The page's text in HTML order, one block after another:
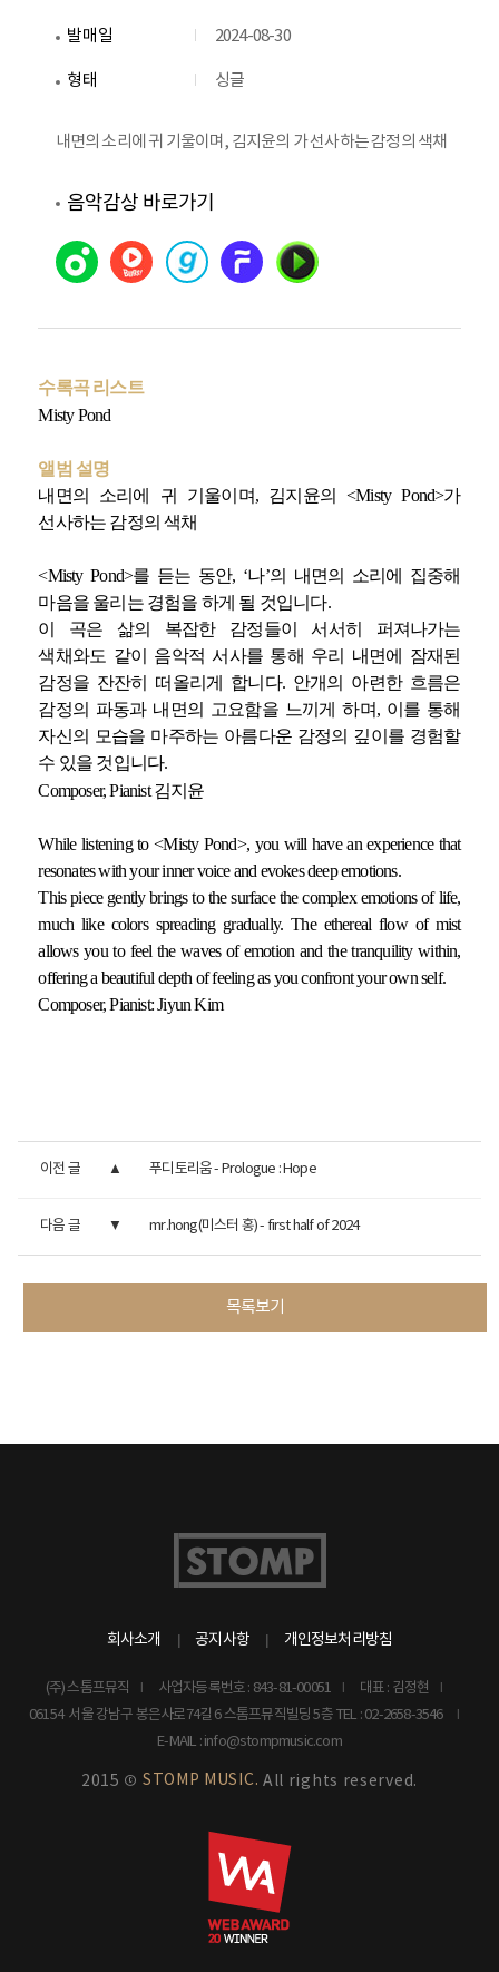
발매일 2024-08-30
형태 싱글
내면의 소리에 귀 기울이며, 김지윤의 가 선사하는 감정의 색채
음악감상 바로가기
수록곡 리스트
Misty Pond
앨범 설명
내면의 소리에 귀 기울이며, 김지윤의 <Misty Pond>가
선사하는 감정의 색채
<Misty Pond>를 듣는 동안, ‘나’의 내면의 소리에 집중해
마음을 울리는 경험을 하게 될 것입니다.
이 곡은 삶의 복잡한 감정들이 서서히 퍼져나가는
색채와도 같이 음악적 서사를 통해 우리 내면에 잠재된
감정을 잔잔히 떠올리게 합니다. 안개의 아련한 흐름은
감정의 파동과 내면의 고요함을 느끼게 하며, 이를 통해
자신의 모습을 마주하는 아름다운 감정의 깊이를 경험할
수 있을 것입니다.
Composer, Pianist 김지윤
While listening to <Misty Pond>, you will have an experience that
resonates with your inner voice and evokes deep emotions.
This piece gently brings to the surface the complex emotions of life,
much like colors spreading gradually. The ethereal flow of mist
allows you to feel the waves of emotion and the tranquility within,
offering a beautiful depth of feeling as you confront your own self.
Composer, Pianist: Jiyun Kim
이전 글 푸디토리움 - Prologue : Hope
다음 글 mr.hong(미스터 홍) - first half of 2024
목록보기
회사소개 공지사항 개인정보처리방침
(주) 스톰프뮤직 사업자등록번호 : 843-81-00051
대표 : 김정현
06154 서울 강남구 봉은사로74길 6 스톰프뮤직빌딩 5층 TEL : 02-2658-3546
E-MAIL : info@stompmusic.com
2015 © STOMP MUSIC. All rights reserved.